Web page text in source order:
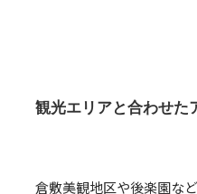
観光エリアと合わせた
倉敷美観地区や後楽園な